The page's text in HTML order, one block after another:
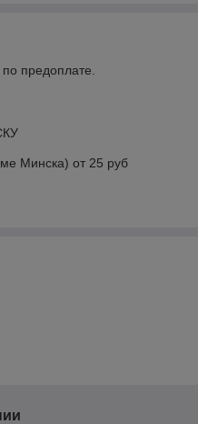
предоплате.
Минска) от 25 руб